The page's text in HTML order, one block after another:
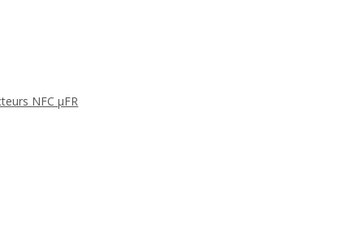
NFC μFR